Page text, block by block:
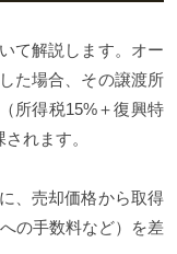
て解説します。オー
た場合、その譲渡所
所得税15%＋復興特
れます。
、売却価格から取得
の手数料など）を差